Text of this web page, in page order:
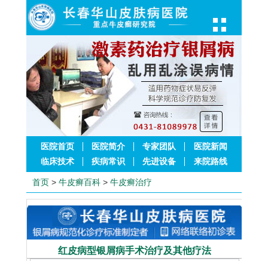
医院首页 医院简介 专家团队
医院新闻
临床技术
疾病常识 先进设备 来院路线
首页 > 牛皮癣百科 > 牛皮癣治疗
红皮病型银屑病手术治疗及其他疗法